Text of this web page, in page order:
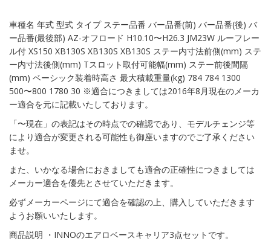
車種名 年式 型式 タイプ ステー品番 バー品番(前) バー品番(後) バ
ー品番(最後部) AZ-オフロード H10.10〜H26.3 JM23W ルーフレー
ル付 XS150 XB130S XB130S XB130S ステー内寸法前側(mm) ステ
ー内寸法後側(mm) Tスロット取付可能幅(mm) ステー前後間隔
(mm) ベーシック装着時高さ 最大積載重量(kg) 784 784 1300
500〜800 1780 30 ※適合につきましては2016年8月現在のメーカ
ー適合を元に記載いたしております。
「〜現在」の表記はその時点での確認であり、モデルチェンジ等
により適合が変更される可能性も御座いますのでご了承ください
ませ。
また、いかなる場合におきましても適合の正確性につきましては
メーカー適合を優先とさせていただきます。
必ずメーカーページにて適合を確認の上、購入していただきます
ようお願いいたします。
商品説明 ・INNOのエアロベースキャリア3点セットです。